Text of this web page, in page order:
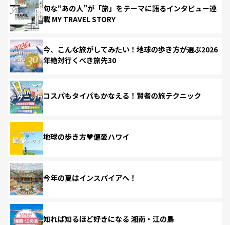
旬な“あの人”が「旅」をテーマに語るインタビュー連
載 MY TRAVEL STORY
今、こんな旅がしてみたい！地球の歩き方が選ぶ2026
年絶対行くべき旅先30
コスパもタイパもかなえる！賢者の旅テクニック
地球の歩き方♥偏愛ハワイ
今年の夏はインスパイアへ！
知れば知るほど好きになる 湘南・江の島